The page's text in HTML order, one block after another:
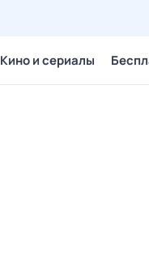
Кино и сериалы